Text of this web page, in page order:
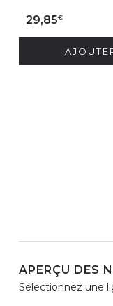
29,85€
APERÇU DES
Sélectionnez une